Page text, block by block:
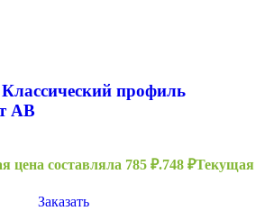
профиль
АВ
цена составляла 785 ₽.748 ₽Текущая
Заказать